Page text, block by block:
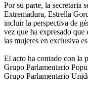
Por su parte, la secretaria
Extremadura, Estrella
incluir la perspectiva de
vez que ha expresado que
las mujeres en exclusiva
El acto ha contado con la
Grupo Parlamentario
Grupo Parlamentario